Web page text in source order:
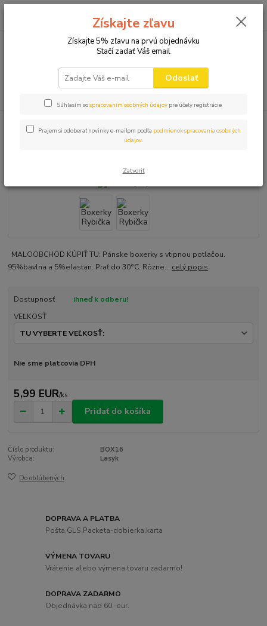
0,00 EUR
MALOOBCHOD KÚPIŤ TU: Pánske boxerky s vtipnou potlačou.
95%bavlna a 5%elastan. Prať do 30°C. Rôzne... celý popis
Dostupnosť
ihneď k odberu!
VEĽKOSŤ
Nie sme platcovia DPH
5,99 EUR/ks
Pridať do košíka
Číslo produktu:
BOX16
Výrobca:
Lasyk
Do obľúbených
DOPRAVA A PLATBA
Pošta,GLS,Packeta-dobierka,karta
VÝMENA TOVARU
Vrátenie alebo výmena tovaru zadarmo!
DOPRAVA ZADARMO
Objednávka nad 60,-eur.
Získajte zľavu
Získajte 5% zľavu na prvú objednávku
Stačí zadať Váš email
Odoslať
Súhlasím sospracovaním osobných údajov pre účely registrácie.
Prajem si odoberať novinky e-mailom podľa podmienok spracovania osobných
údajov.
Zatvoriť